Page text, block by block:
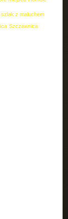
szlak z maluchem
Szczawnica